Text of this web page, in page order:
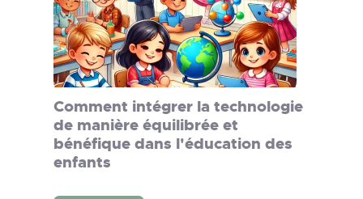
Comment intégrer la technologie
de manière équilibrée et
bénéfique dans l'éducation des
enfants